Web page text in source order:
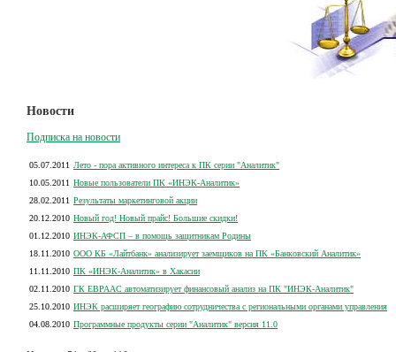
Новости
Подписка на новости
05.07.2011
Лето - пора активного интереса к ПК серии "Аналитик"
10.05.2011 Новые пользователи ПК «ИНЭК-Аналитик»
28.02.2011 Результаты маркетинговой акции
20.12.2010 Новый год! Новый прайс! Большие скидки!
01.12.2010 ИНЭК-АФСП – в помощь защитникам Родины
18.11.2010 ООО КБ «Лайтбанк» анализирует заемщиков на ПК «Банковский Аналитик»
11.11.2010 ПК «ИНЭК-Аналитик» в Хакасии
02.11.2010 ГК ЕВРААС автоматизирует финансовый анализ на ПК "ИНЭК-Аналитик"
25.10.2010 ИНЭК расширяет географию сотрудничества с региональными органами управления
04.08.2010 Программные продукты серии "Аналитик" версия 11.0